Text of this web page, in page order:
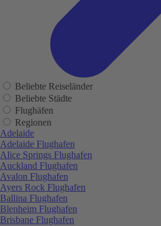
Beliebte Reiseländer
Beliebte Städte
Flughäfen
Regionen
Adelaide
Adelaide Flughafen
Alice Springs Flughafen
Auckland Flughafen
Avalon Flughafen
Ayers Rock Flughafen
Ballina Flughafen
Blenheim Flughafen
Brisbane Flughafen